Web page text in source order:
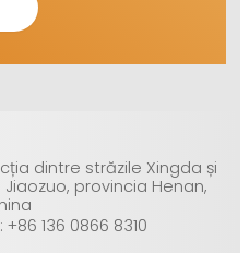
dintre străzile Xingda și
Jiaozuo, provincia Henan,
136 0866 8310